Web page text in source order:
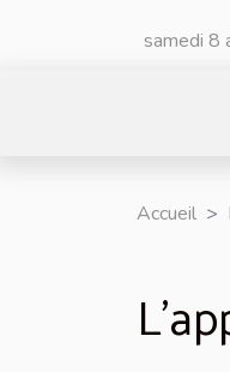
samedi 8
Accueil